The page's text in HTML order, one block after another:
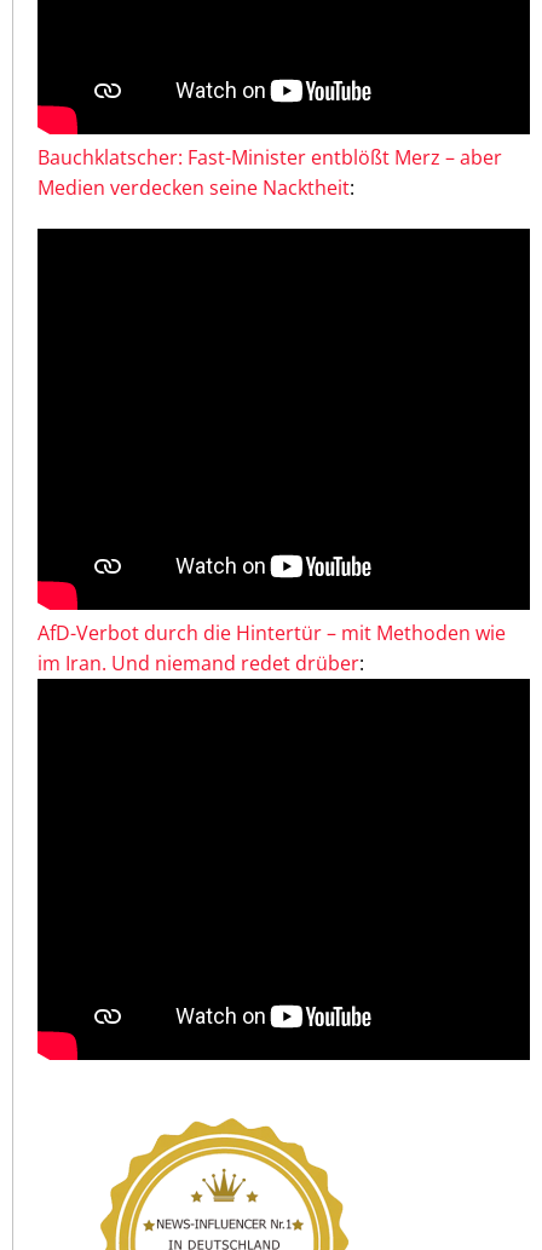
Bauchklatscher: Fast-Minister entblößt Merz – aber
Medien verdecken seine Nacktheit:
AfD-Verbot durch die Hintertür – mit Methoden wie
im Iran. Und niemand redet drüber: